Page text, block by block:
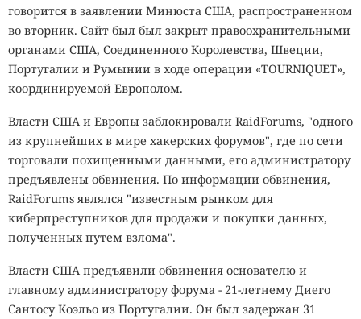
говорится в заявлении Минюста США, распространенном
во вторник. Сайт был был закрыт правоохранительными
органами США, Соединенного Королевства, Швеции,
Португалии и Румынии в ходе операции «TOURNIQUET»,
координируемой Европолом.
Власти США и Европы заблокировали RaidForums, "одного
из крупнейших в мире хакерских форумов", где по сети
торговали похищенными данными, его администратору
предъявлены обвинения. По информации обвинения,
RaidForums являлся "известным рынком для
киберпреступников для продажи и покупки данных,
полученных путем взлома".
Власти США предъявили обвинения основателю и
главному администратору форума - 21-летнему Диего
Сантосу Коэльо из Португалии. Он был задержан 31